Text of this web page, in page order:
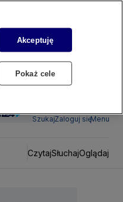
SzukajZaloguj sięMenu
CzytajSłuchajOglądaj
Akceptuję
Pokaż cele